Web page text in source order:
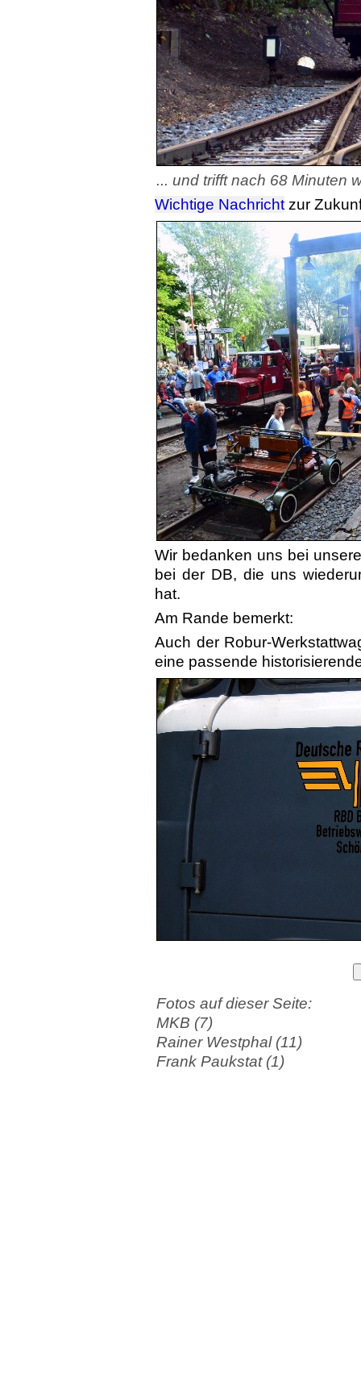
... und trifft nach 68 Minuten
Wichtige Nachricht zur
Wir bedanken uns bei
bei der DB, die uns
hat.
Am Rande bemerkt:
Auch der Robur-
eine passende
Fotos auf dieser Seite:
MKB (7)
Rainer Westphal (11)
Frank Paukstat (1)